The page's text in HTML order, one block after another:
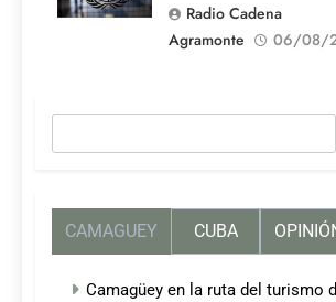
Radio Cadena
Agramonte
06/08/
CAMAGUEY CUBA
Camagüey en la ruta del turismo